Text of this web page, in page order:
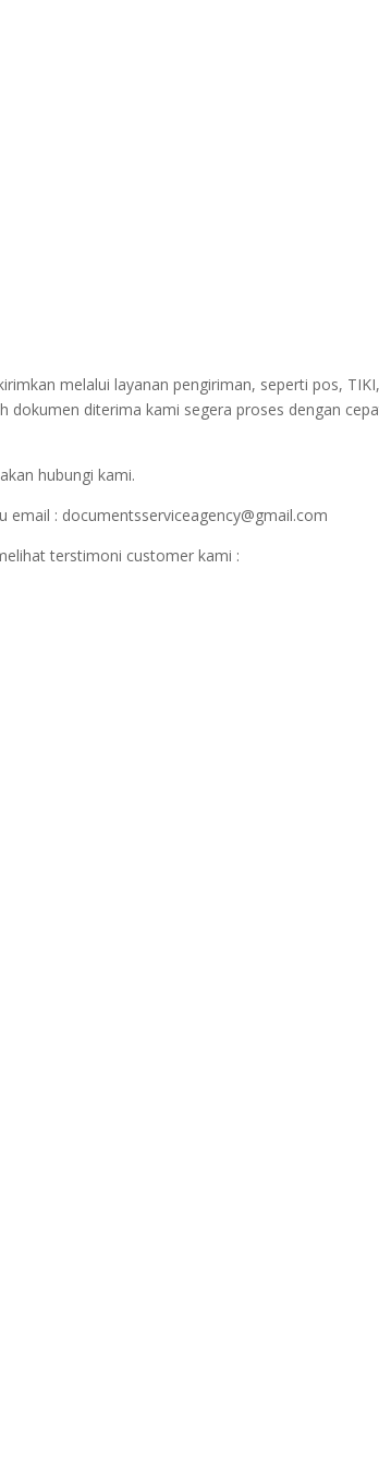
melalui layanan pengiriman, seperti pos,
dokumen diterima kami segera proses dengan
hubungi kami.
email : documentsserviceagency@gmail.com
terstimoni customer kami :